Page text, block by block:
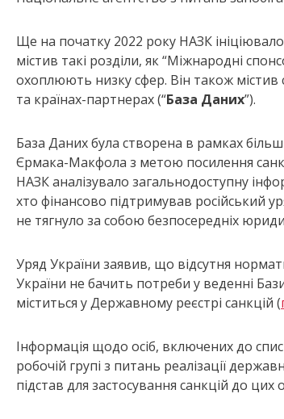
Ще на початку 2022 року НАЗК
містив такі розділи, як “Міжнародні
охоплюють низку сфер. Він також містив
та країнах-партнерах (“База Даних”).
База Даних була створена в рамках
Єрмака-Макфола з метою посилення
НАЗК аналізувало загальнодоступну
хто фінансово підтримував російський
не тягнуло за собою безпосередніх
Уряд України заявив, що відсутня
України не бачить потреби у веденні
міститься у Державному реєстрі санкцій (
Інформація щодо осіб, включених до
робочій групі з питань реалізації
підстав для застосування санкцій до цих